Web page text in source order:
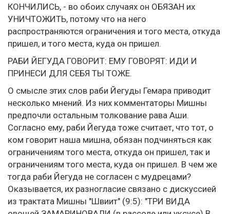
КОНЧИЛИСЬ, - во обоих случаях он ОБЯЗАН их
УНИЧТОЖИТЬ, потому что на него
распространяются ограничения и того места, откуда
пришел, и того места, куда он пришел.
РАБИ ЙЕГУДА ГОВОРИТ: ЕМУ ГОВОРЯТ: ИДИ И
ПРИНЕСИ ДЛЯ СЕБЯ ТЫ ТОЖЕ.
О смысле этих слов раби Йегуды Гемара приводит
несколько мнений. Из них комментаторы Мишны
предпочли остальным толкование рава Аши.
Согласно ему, раби Йегуда тоже считает, что тот, о
ком говорит наша мишна, обязан подчиняться как
ограничениям того места, откуда он пришел, так и
ограничениям того места, куда он пришел. В чем же
тогда раби Йегуда не согласен с мудрецами?
Оказывается, их разногласие связано с дискуссией
из трактата Мишны "Швиит" (9:5): "ТРИ ВИДА